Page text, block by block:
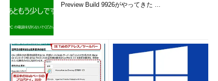
Preview Build 9926がやってきた ...